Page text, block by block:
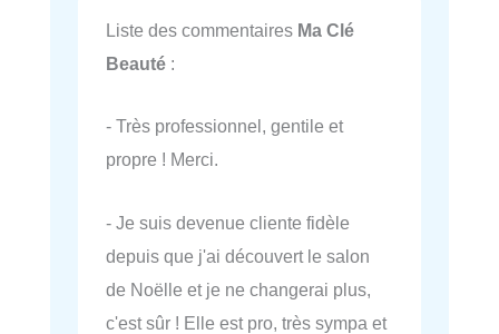
Liste des commentaires Ma Clé
Beauté :
- Très professionnel, gentile et
propre ! Merci.
- Je suis devenue cliente fidèle
depuis que j'ai découvert le salon
de Noëlle et je ne changerai plus,
c'est sûr ! Elle est pro, très sympa et